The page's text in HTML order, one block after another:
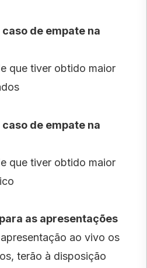
de empate na
que tiver obtido maior
de empate na
que tiver obtido maior
as apresentações
ao vivo os
terão à disposição